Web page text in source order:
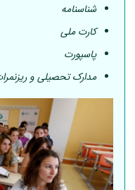
شناسنامه
کارت ملی
پاسپورت
مدارک تحصیلی و